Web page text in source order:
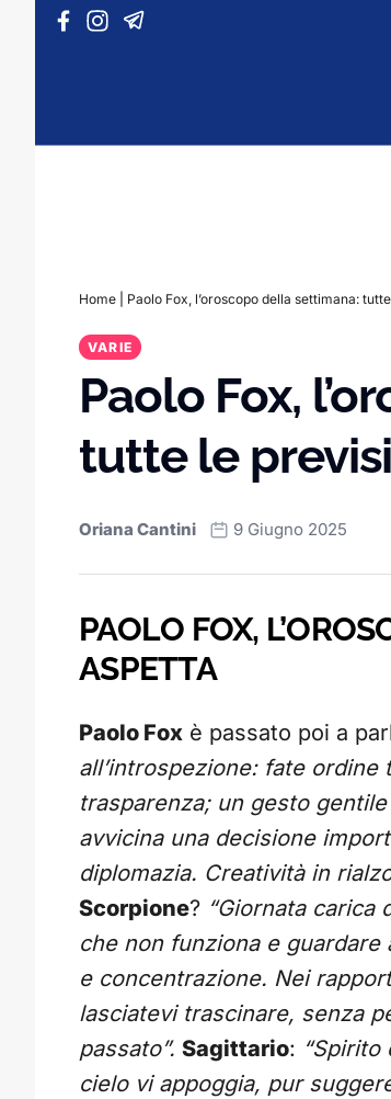
Vai al contenuto
Home Paolo Fox, l’oroscopo della settimana:
VARIE
Paolo Fox,
tutte le
Oriana Cantini 9 Giugno 2025
PAOLO FOX,
ASPETTA
Paolo Fox è passato poi a
all’introspezione: fate
trasparenza; un gesto
avvicina una decisione
diplomazia. Creatività in
Scorpione? “Giornata
che non funziona e
e concentrazione. Nei
lasciatevi trascinare, senza
passato”. Sagittario:
cielo vi appoggia, pur